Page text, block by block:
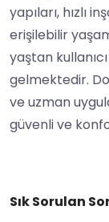
yapıları, hızlı
erişilebilir
yaştan
gelmektedir.
ve uzman
güvenli ve
Sık Sorulan